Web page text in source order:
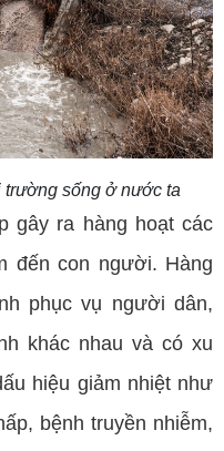
trường sống ở nước ta
gây ra hàng hoạt các
đến con người. Hàng
phục vụ người dân,
khác nhau và có xu
hiệu giảm nhiệt như
bệnh truyền nhiễm,